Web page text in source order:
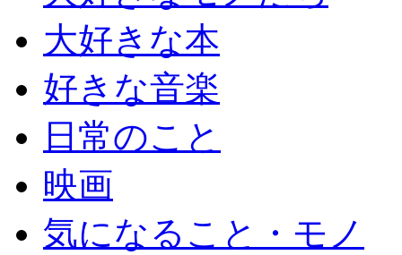
大好きな本
好きな音楽
日常のこと
映画
気になること・モノ